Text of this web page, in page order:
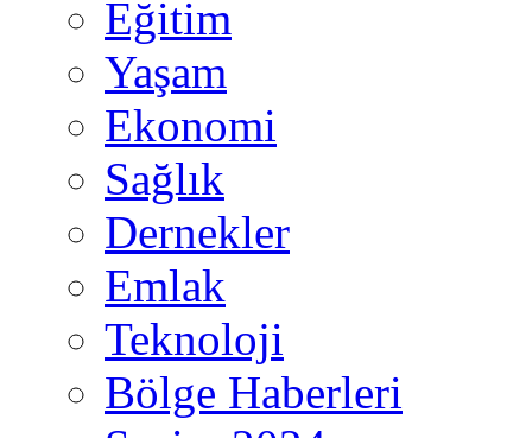
Eğitim
Yaşam
Ekonomi
Sağlık
Dernekler
Emlak
Teknoloji
Bölge Haberleri